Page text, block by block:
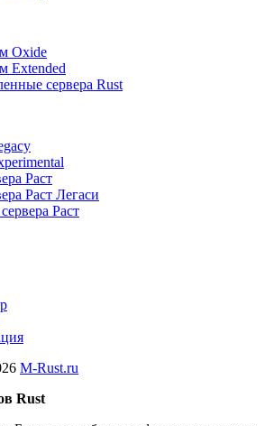
Oxide
Extended
сервера Rust
Раст
Раст Легаси
Раст
M-Rust.ru
Rust